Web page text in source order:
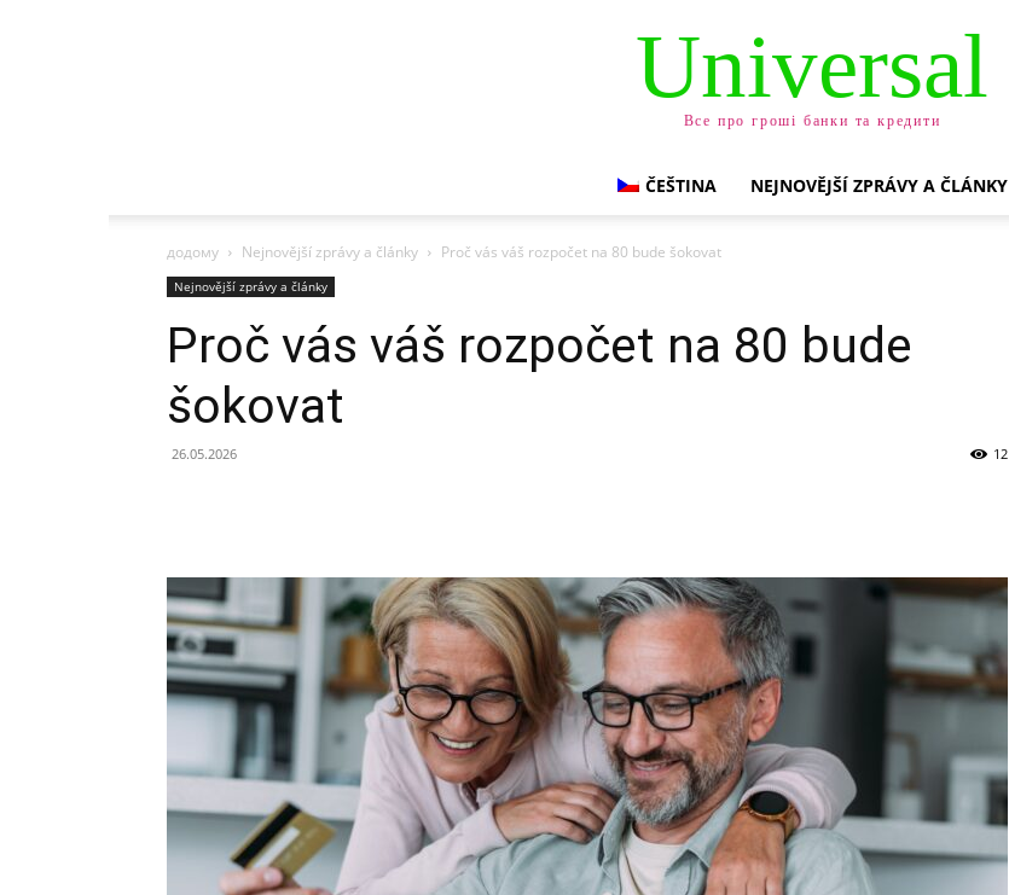
Universal
Все про гроші банки та кредити
ČEŠTINA NEJNOVĚJŠÍ ZPRÁVY A ČLÁNKY
додому Nejnovější zprávy a články Proč vás váš rozpočet na 80 bude šokovat
Nejnovější zprávy a články
Proč vás váš rozpočet na 80 bude
šokovat
26.05.2026 12